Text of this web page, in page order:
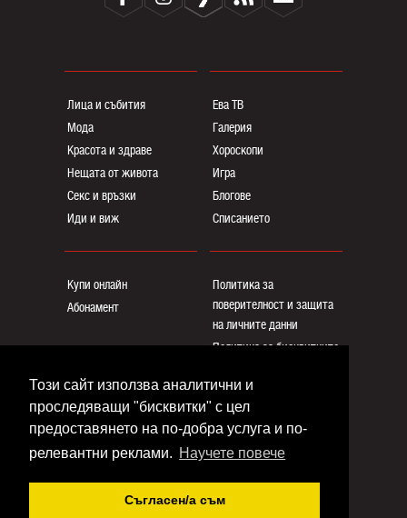
Този сайт използва аналитични и
проследяващи "бисквитки" с цел
предоставянето на по-добра услуга и по-
релевантни реклами. Научете повече
Съгласен/a съм
Лица и събития
Мода
Красота и здраве
Нещата от живота
Секс и връзки
Иди и виж
Ева ТВ
Галерия
Хороскопи
Игра
Блогoве
Списанието
Купи онлайн
Абонамент
Политика за
поверителност и защита
на личните данни
Политика за бисквитките
Общи условия
Контакти